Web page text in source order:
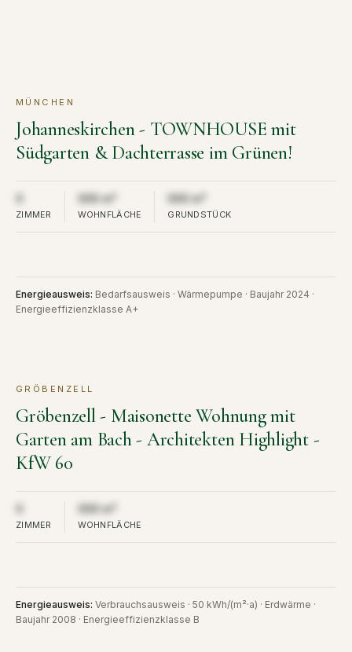
KAUF
MÜNCHEN
Johanneskirchen - TOWNHOUSE mit
Südgarten & Dachterrasse im Grünen!
Aus Diskretion nicht öffentlich
ZIMMER
000 m² Aus Diskretion nicht öffentlich
WOHNFLÄCHE
000 m²
GRUNDSTÜCK
Energieausweis: Bedarfsausweis · Wärmepumpe · Baujahr 2024 ·
Energieeffizienzklasse A+
KAUF
GRÖBENZELL
Gröbenzell - Maisonette Wohnung mit
Garten am Bach - Architekten Highlight -
KfW 60
Aus Diskretion nicht öffentlich
ZIMMER
000 m²
WOHNFLÄCHE
Energieausweis: Verbrauchsausweis · 50 kWh/(m²·a) · Erdwärme ·
Baujahr 2008 · Energieeffizienzklasse B